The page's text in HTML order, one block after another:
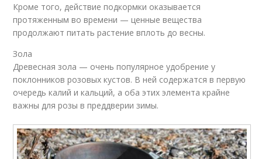
Кроме того, действие подкормки оказывается
протяженным во времени — ценные вещества
продолжают питать растение вплоть до весны.
Зола
Древесная зола — очень популярное удобрение у
поклонников розовых кустов. В ней содержатся в первую
очередь калий и кальций, а оба этих элемента крайне
важны для розы в преддверии зимы.